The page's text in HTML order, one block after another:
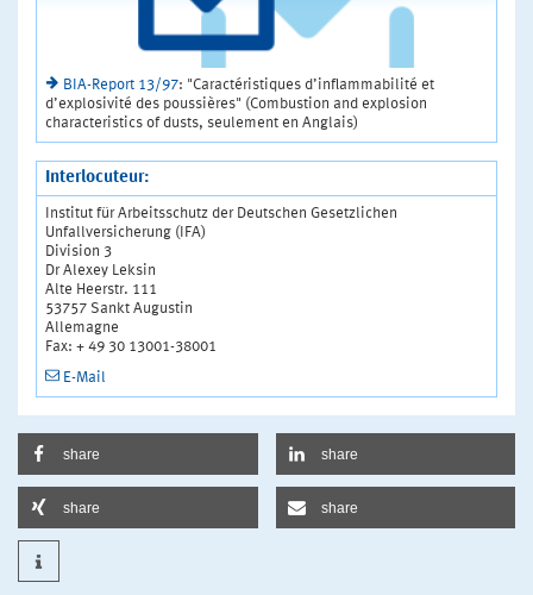
BIA-Report 13/97: "Caractéristiques d’inflammabilité et
d’explosivité des poussières" (Combustion and explosion
characteristics of dusts, seulement en Anglais)
Interlocuteur:
Institut für Arbeitsschutz der Deutschen Gesetzlichen
Unfallversicherung (IFA)
Division 3
Dr Alexey Leksin
Alte Heerstr. 111
53757 Sankt Augustin
Allemagne
Fax: + 49 30 13001-38001
E-Mail
share share
share share